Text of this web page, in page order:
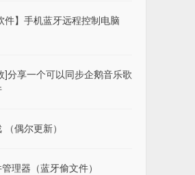
件】手机蓝牙远程控制电脑
]分享一个可以同步企鹅音乐歌
偶尔更新）
理器（蓝牙偷文件）